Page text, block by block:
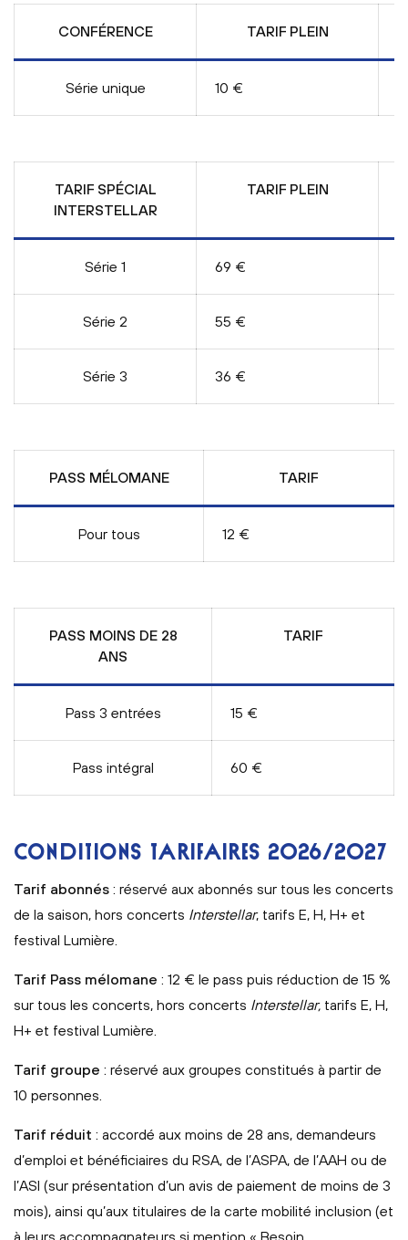
CONFÉRENCE TARIF PLEIN
Série unique 10 €
TARIF SPÉCIAL
INTERSTELLAR
TARIF PLEIN
Série 1 69 €
Série 2 55 €
Série 3 36 €
PASS MÉLOMANE TARIF
Pour tous 12 €
PASS MOINS DE 28
ANS
TARIF
Pass 3 entrées 15 €
Pass intégral 60 €
CONDITIONS TARIFAIRES 2026/2027
Tarif abonnés : réservé aux abonnés sur tous les concerts
de la saison, hors concerts Interstellar, tarifs E, H, H+ et
festival Lumière.
Tarif Pass mélomane : 12 € le pass puis réduction de 15 %
sur tous les concerts, hors concerts Interstellar, tarifs E, H,
H+ et festival Lumière.
Tarif groupe : réservé aux groupes constitués à partir de
10 personnes.
Tarif réduit : accordé aux moins de 28 ans, demandeurs
d’emploi et bénéficiaires du RSA, de l’ASPA, de l’AAH ou de
l’ASI (sur présentation d’un avis de paiement de moins de 3
mois), ainsi qu’aux titulaires de la carte mobilité inclusion (et
à leurs accompagnateurs si mention « Besoin